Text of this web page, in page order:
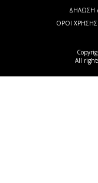
All
ΔΗΛΩΣΗ
ΟΡΟΙ ΧΡΗΣΗΣ